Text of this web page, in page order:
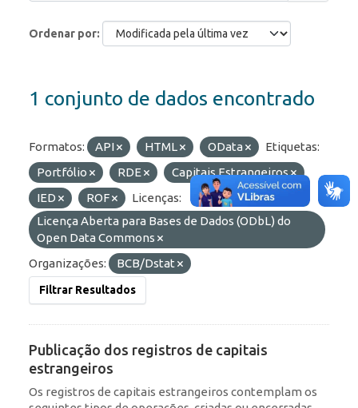
Ordenar por
1 conjunto de dados encontrado
Formatos: API HTML OData
Etiquetas:
Portfólio
RDE
Capitais Estrangeiros
IED
ROF
Licenças:
Licença Aberta para Bases de Dados (ODbL) do
Open Data Commons
Organizações:
BCB/Dstat
Filtrar Resultados
Publicação dos registros de capitais
estrangeiros
Os registros de capitais estrangeiros contemplam os